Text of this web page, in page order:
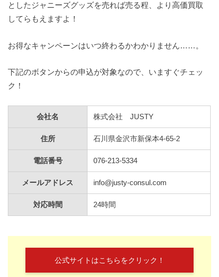
としたジャニーズグッズを売れば売る程、より高価買取
してらもえますよ！
お得なキャンペーンはいつ終わるかわかりません……。
下記のボタンからの申込が対象なので、いますぐチェッ
ク！
会社名 株式会社 JUSTY
住所 石川県金沢市新保本4-65-2
電話番号 076-213-5334
メールアドレス info@justy-consul.com
対応時間 24時間
公式サイトはこちらをクリック！